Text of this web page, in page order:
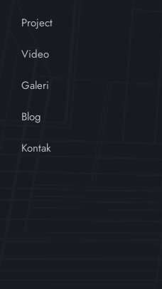
Project
Video
Galeri
Blog
Kontak